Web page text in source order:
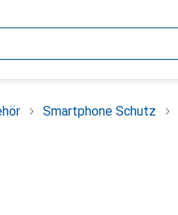
Smartphone Schutz